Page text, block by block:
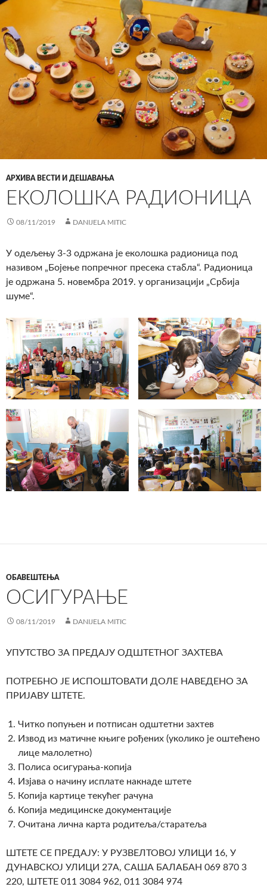
АРХИВА ВЕСТИ И ДЕШАВАЊА
EКОЛОШКА РАДИОНИЦА
08/11/2019 DANIJELA MITIC
У одељењу 3-3 одржана је еколошка радионица под
називом „Бојење попречног пресека стабла“. Радионица
је одржана 5. новембра 2019. у организацији „Србија
шуме“.
ОБАВЕШТЕЊА
ОСИГУРАЊЕ
08/11/2019 DANIJELA MITIC
УПУТСТВО ЗА ПРЕДАЈУ ОДШТЕТНОГ ЗАХТЕВА
ПОТРЕБНО ЈЕ ИСПОШТОВАТИ ДОЛЕ НАВЕДЕНО ЗА
ПРИЈАВУ ШТЕТЕ.
Читко попуњен и потписан одштетни захтев
Извод из матичне књиге рођених (уколико је оштећено
лице малолетно)
Полиса осигурања-копија
Изјава о начину исплате накнаде штете
Копија картице текућег рачуна
Копија медицинске документације
Очитана лична карта родитеља/старатеља
ШТЕТЕ СЕ ПРЕДАЈУ: У РУЗВЕЛТОВОЈ УЛИЦИ 16, У
ДУНАВСКОЈ УЛИЦИ 27А, САША БАЛАБАН 069 870 3
220, ШТЕТЕ 011 3084 962, 011 3084 974